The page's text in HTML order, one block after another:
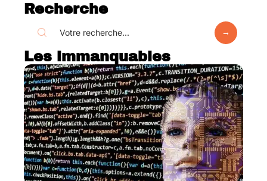
Recherche
Les immanquables